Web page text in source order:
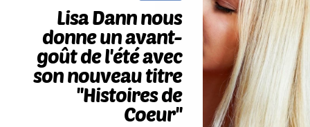
Lisa Dann nous
donne un avant-
goût de l'été avec
son nouveau titre
''Histoires de
Coeur''